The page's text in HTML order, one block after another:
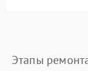
Этапы